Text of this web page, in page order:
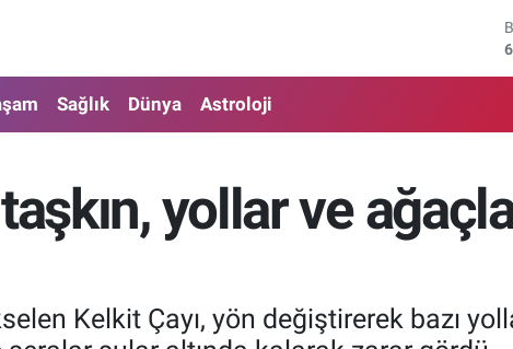
Sağlık Dünya Astroloji
yollar ve
Kelkit Çayı, yön değiştirerek bazı